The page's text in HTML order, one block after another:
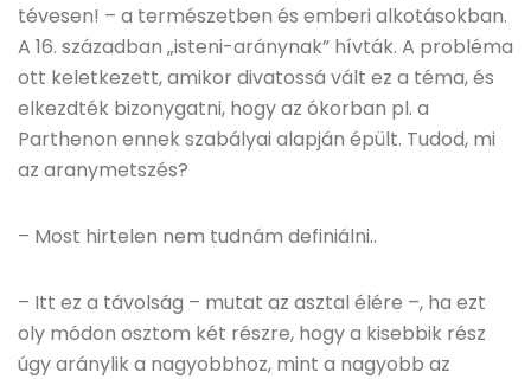
tévesen! – a természetben és emberi alkotásokban.
A 16. században „isteni-aránynak” hívták. A probléma
ott keletkezett, amikor divatossá vált ez a téma, és
elkezdték bizonygatni, hogy az ókorban pl. a
Parthenon ennek szabályai alapján épült. Tudod, mi
az aranymetszés?
– Most hirtelen nem tudnám definiálni..
– Itt ez a távolság – mutat az asztal élére –, ha ezt
oly módon osztom két részre, hogy a kisebbik rész
úgy aránylik a nagyobbhoz, mint a nagyobb az